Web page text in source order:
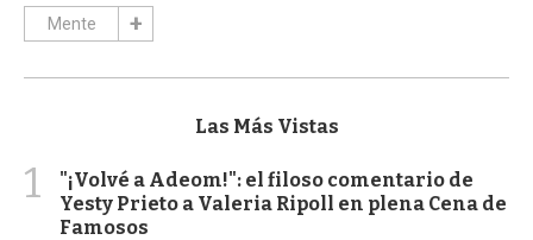
Mente
Las Más Vistas
1
"¡Volvé a Adeom!": el filoso comentario de
Yesty Prieto a Valeria Ripoll en plena Cena de
Famosos